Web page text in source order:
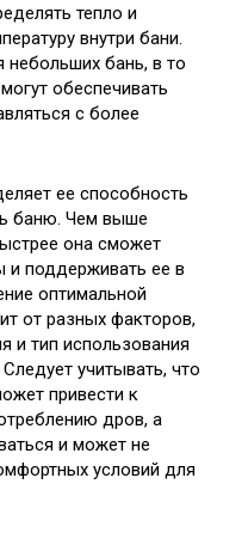
тепло и
внутри бани.
бань, в то
обеспечивать
с более
ее способность
баню. Чем выше
она сможет
и поддерживать ее в
оптимальной
от разных факторов,
и тип использования
учитывать, что
привести к
дров, а
и может не
условий для